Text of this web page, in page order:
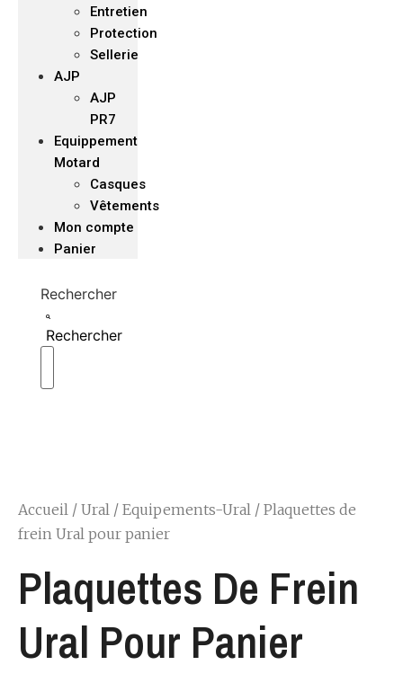
Entretien
Protection
Sellerie
AJP
AJP
PR7
Equippement
Motard
Casques
Vêtements
Mon compte
Panier
Rechercher
Rechercher
Accueil / Ural / Equipements-Ural / Plaquettes de
frein Ural pour panier
Plaquettes De Frein
Ural Pour Panier